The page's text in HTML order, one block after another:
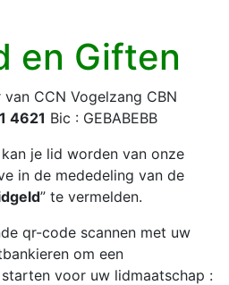
en Giften
van CCN Vogelzang CBN
4621 Bic : GEBABEBB
kan je lid worden van onze
in de mededeling van de
” te vermelden.
qr-code scannen met uw
om een
voor uw lidmaatschap :